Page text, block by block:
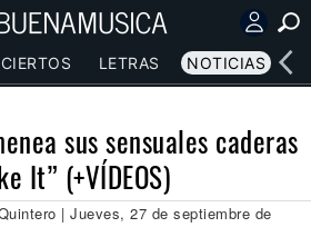
LETRAS NOTICIAS
sus sensuales caderas
It” (+VÍDEOS)
| Jueves, 27 de septiembre de